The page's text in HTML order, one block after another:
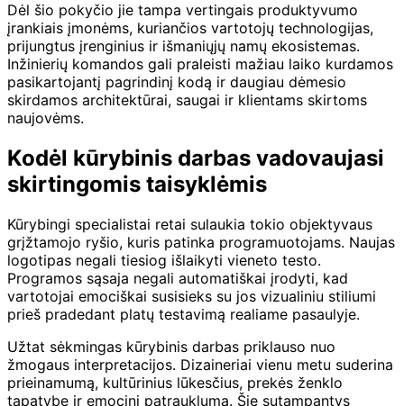
Dėl šio pokyčio jie tampa vertingais produktyvumo
įrankiais įmonėms, kuriančios vartotojų technologijas,
prijungtus įrenginius ir išmaniųjų namų ekosistemas.
Inžinierių komandos gali praleisti mažiau laiko kurdamos
pasikartojantį pagrindinį kodą ir daugiau dėmesio
skirdamos architektūrai, saugai ir klientams skirtoms
naujovėms.
Kodėl kūrybinis darbas vadovaujasi
skirtingomis taisyklėmis
Kūrybingi specialistai retai sulaukia tokio objektyvaus
grįžtamojo ryšio, kuris patinka programuotojams. Naujas
logotipas negali tiesiog išlaikyti vieneto testo.
Programos sąsaja negali automatiškai įrodyti, kad
vartotojai emociškai susisieks su jos vizualiniu stiliumi
prieš pradedant platų testavimą realiame pasaulyje.
Užtat sėkmingas kūrybinis darbas priklauso nuo
žmogaus interpretacijos. Dizaineriai vienu metu suderina
prieinamumą, kultūrinius lūkesčius, prekės ženklo
tapatybę ir emocinį patrauklumą. Šie sutampantys